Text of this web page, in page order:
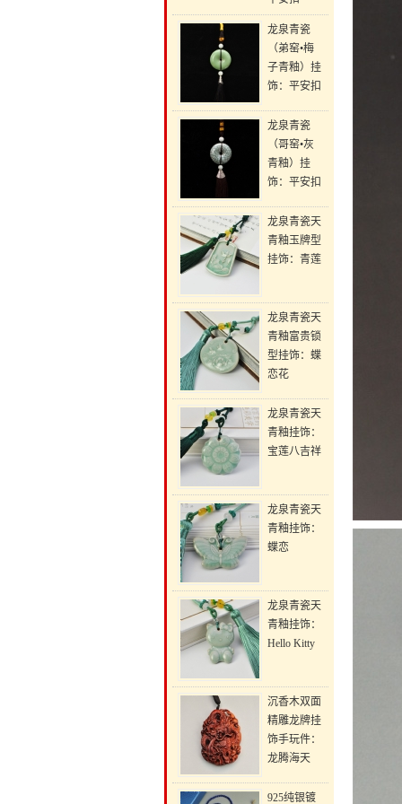
龙泉青瓷
（弟窑•梅
子青釉）挂
饰：平安扣
龙泉青瓷
（哥窑•灰
青釉）挂
饰：平安扣
龙泉青瓷天
青釉玉牌型
挂饰：青莲
龙泉青瓷天
青釉富贵锁
型挂饰：蝶
恋花
龙泉青瓷天
青釉挂饰：
宝莲八吉祥
龙泉青瓷天
青釉挂饰：
蝶恋
龙泉青瓷天
青釉挂饰：
Hello Kitty
沉香木双面
精雕龙牌挂
饰手玩件：
龙腾海天
925纯银镀